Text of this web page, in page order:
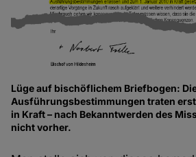
Lüge auf bischöflichem Briefbogen:
Ausführungsbestimmungen traten erst
in Kraft – nach Bekanntwerden des
nicht vorher.